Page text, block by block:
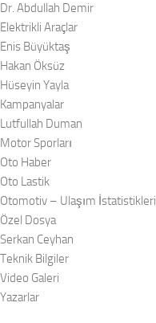
Dr. Abdullah Demir
Elektrikli Araçlar
Enis Büyüktaş
Hakan Öksüz
Hüseyin Yayla
Kampanyalar
Lutfullah Duman
Motor Sporları
Oto Haber
Oto Lastik
Otomotiv – Ulaşım İstatistikleri
Özel Dosya
Serkan Ceyhan
Teknik Bilgiler
Video Galeri
Yazarlar